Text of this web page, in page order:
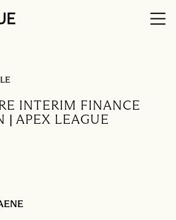
INTERIM FINANCE
| APEX LEAGUE